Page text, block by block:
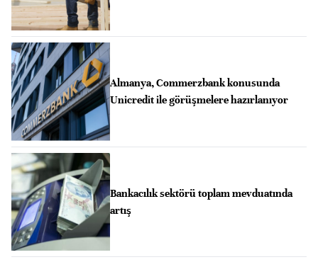
Almanya, Commerzbank konusunda
Unicredit ile görüşmelere hazırlanıyor
Bankacılık sektörü toplam mevduatında
artış